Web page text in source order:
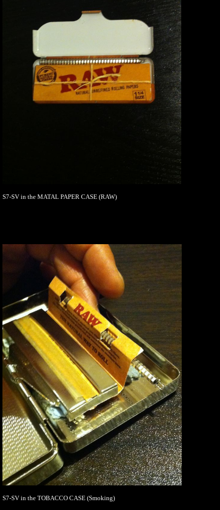
S7-SV in the MATAL PAPER CASE (RAW)
S7-SV in the TOBACCO CASE (Smoking)